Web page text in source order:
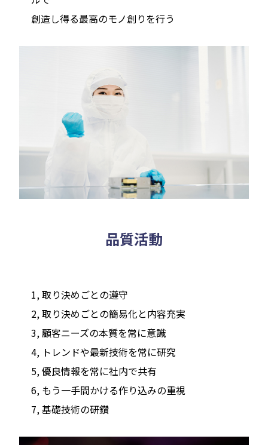
創造し得る最高のモノ創りを行う
品質活動
1, 取り決めごとの遵守
2, 取り決めごとの簡易化と内容充実
3, 顧客ニーズの本質を常に意識
4, トレンドや最新技術を常に研究
5, 優良情報を常に社内で共有
6, もう一手間かける作り込みの重視
7, 基礎技術の研鑽